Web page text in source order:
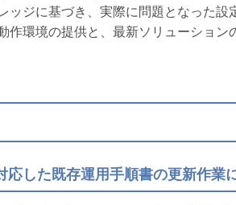
ジに基づき、実際に問題となった設
環境の提供と、最新ソリューション
応した既存運用手順書の更新作業